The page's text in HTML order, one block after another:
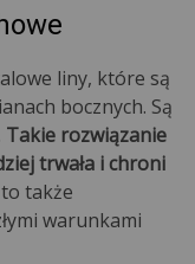
liny, które są
bocznych. Są
Takie rozwiązanie
trwała i chroni
także
warunkami